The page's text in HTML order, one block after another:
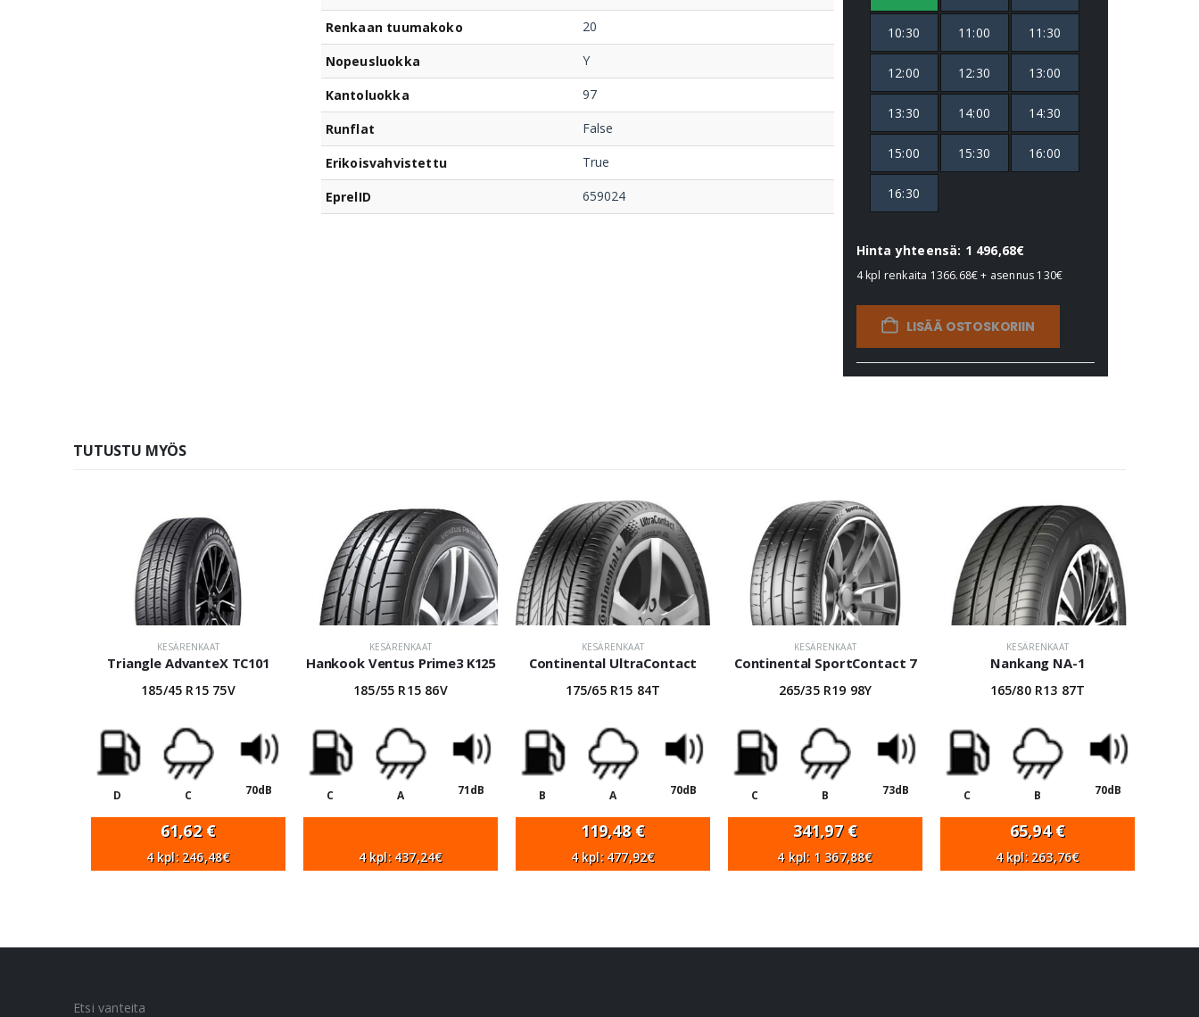
Renkaan tuumakoko 20
Nopeusluokka Y
Kantoluokka 97
Runflat False
Erikoisvahvistettu True
EprelID 659024
10:30 11:00 11:30
12:00 12:30 13:00
13:30 14:00 14:30
15:00 15:30 16:00
16:30
Hinta yhteensä: 1 496,68€
4 kpl renkaita 1366.68€+ asennus 130€
LISÄÄ OSTOSKORIIN
TUTUSTU MYÖS
KESÄRENKAAT
Triangle AdvanteX TC101
185/45 R15 75V
D C 70dB
61,62 €
4 kpl: 246,48€
KESÄRENKAAT
Hankook Ventus Prime3 K125
185/55 R15 86V
C A 71dB
4 kpl: 437,24€
KESÄRENKAAT
Continental UltraContact
175/65 R15 84T
B A 70dB
119,48 €
4 kpl: 477,92€
KESÄRENKAAT
Continental SportContact 7
265/35 R19 98Y
C B 73dB
341,97 €
4 kpl: 1 367,88€
KESÄRENKAAT
Nankang NA-1
165/80 R13 87T
C B 70dB
65,94€
4 kpl: 263,76€
Etsi vanteita